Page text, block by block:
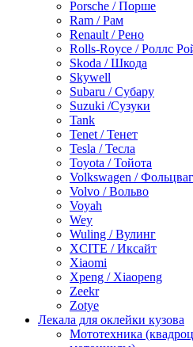
Porsche / Порше
Ram / Рам
Renault / Рено
Rolls-Royce / Роллс
Skoda / Шкода
Skywell
Subaru / Субару
Suzuki /Сузуки
Tank
Tenet / Тенет
Tesla / Тесла
Toyota / Тойота
Volkswagen /
Volvo / Вольво
Voyah
Wey
Wuling / Вулинг
XCITE / Иксайт
Xiaomi
Xpeng / Xiaopeng
Zeekr
Zotye
Лекала для оклейки кузова
Мототехника